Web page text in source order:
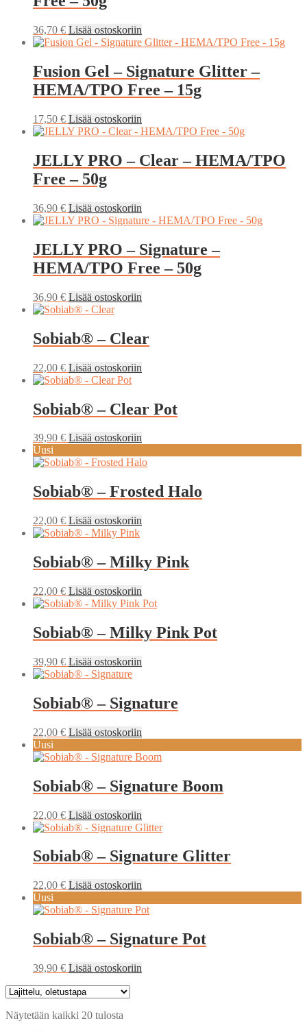
36,70 € Lisää ostoskoriin
Fusion Gel – Signature Glitter –
HEMA/TPO Free – 15g
17,50 € Lisää ostoskoriin
JELLY PRO – Clear – HEMA/TPO
Free – 50g
36,90 € Lisää ostoskoriin
JELLY PRO – Signature –
HEMA/TPO Free – 50g
36,90 € Lisää ostoskoriin
Sobiab® – Clear
22,00 € Lisää ostoskoriin
Sobiab® – Clear Pot
39,90 € Lisää ostoskoriin
Uusi
Sobiab® – Frosted Halo
22,00 € Lisää ostoskoriin
Sobiab® – Milky Pink
22,00 € Lisää ostoskoriin
Sobiab® – Milky Pink Pot
39,90 € Lisää ostoskoriin
Sobiab® – Signature
22,00 € Lisää ostoskoriin
Uusi
Sobiab® – Signature Boom
22,00 € Lisää ostoskoriin
Sobiab® – Signature Glitter
22,00 € Lisää ostoskoriin
Uusi
Sobiab® – Signature Pot
39,90 € Lisää ostoskoriin
Näytetään kaikki 20 tulosta